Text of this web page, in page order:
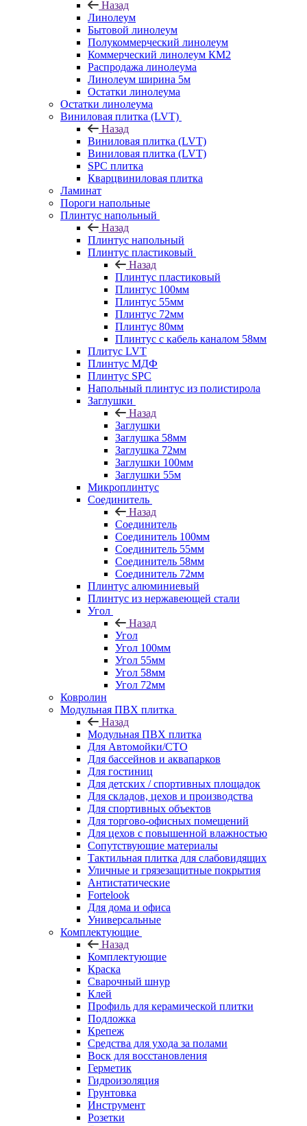
Назад
Линолеум
Бытовой линолеум
Полукоммерческий линолеум
Коммерческий линолеум КМ2
Распродажа линолеума
Линолеум ширина 5м
Остатки линолеума
Остатки линолеума
Виниловая плитка (LVT)
Назад
Виниловая плитка (LVT)
Виниловая плитка (LVT)
SPC плитка
Кварцвиниловая плитка
Ламинат
Пороги напольные
Плинтус напольный
Назад
Плинтус напольный
Плинтус пластиковый
Назад
Плинтус пластиковый
Плинтус 100мм
Плинтус 55мм
Плинтус 72мм
Плинтус 80мм
Плинтус с кабель каналом 58мм
Плитус LVT
Плинтус МДФ
Плинтус SPC
Напольный плинтус из полистирола
Заглушки
Назад
Заглушки
Заглушка 58мм
Заглушка 72мм
Заглушки 100мм
Заглушки 55м
Микроплинтус
Соединитель
Назад
Соединитель
Соединитель 100мм
Соединитель 55мм
Соединитель 58мм
Соединитель 72мм
Плинтус алюминиевый
Плинтус из нержавеющей стали
Угол
Назад
Угол
Угол 100мм
Угол 55мм
Угол 58мм
Угол 72мм
Ковролин
Модульная ПВХ плитка
Назад
Модульная ПВХ плитка
Для Автомойки/СТО
Для бассейнов и аквапарков
Для гостиниц
Для детских / спортивных площадок
Для складов, цехов и производства
Для спортивных объектов
Для торгово-офисных помещений
Для цехов с повышенной влажностью
Сопутствующие материалы
Тактильная плитка для слабовидящих
Уличные и грязезащитные покрытия
Антистатические
Fortelook
Для дома и офиса
Универсальные
Комплектующие
Назад
Комплектующие
Краска
Сварочный шнур
Клей
Профиль для керамической плитки
Подложка
Крепеж
Средства для ухода за полами
Воск для восстановления
Герметик
Гидроизоляция
Грунтовка
Инструмент
Розетки